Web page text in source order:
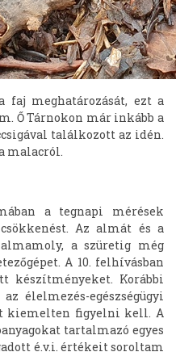
faj meghatározását, ezt a
Ő Tárnokon már inkább a
találkozott az idén.
malacról.
a tegnapi mérések
Az almát és a
a szüretig még
A 10. felhívásban
készítményeket. Korábbi
élelmezés-egészségügyi
kiemelten figyelni kell. A
tartalmazó egyes
é.v.i. értékeit soroltam